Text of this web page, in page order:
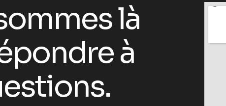
ommeslà
pondreà
estions.